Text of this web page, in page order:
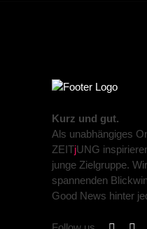
Kurz und gut.
Als unabhängiges
ZEITjUNG
junge Zielgruppe.
spannenden
Good News hinter